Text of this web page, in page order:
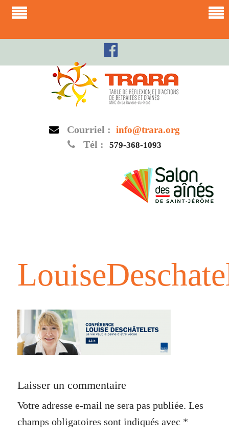
Courriel : info@trara.org
Tél : 579-368-1093
Laisser un commentaire
Votre adresse e-mail ne sera pas publiée. Les
champs obligatoires sont indiqués avec *